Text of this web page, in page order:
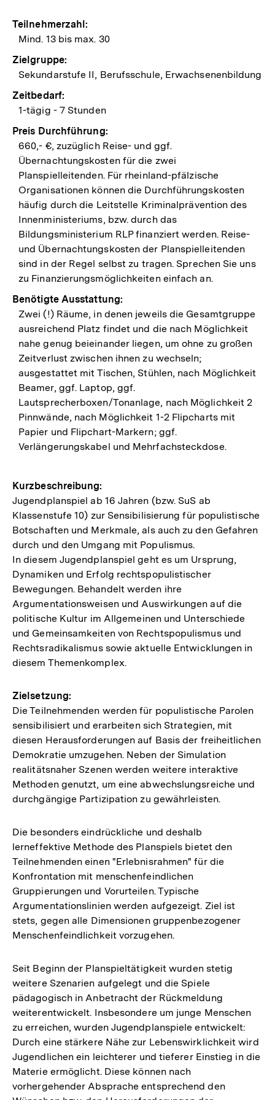
Teilnehmerzahl:
Mind. 13 bis max. 30
Zielgruppe:
Sekundarstufe II, Berufsschule, Erwachsenenbildung
Zeitbedarf:
1-tägig - 7 Stunden
Preis Durchführung:
660,- €, zuzüglich Reise- und ggf.
Übernachtungskosten für die zwei
Planspielleitenden. Für rheinland-pfälzische
Organisationen können die Durchführungskosten
häufig durch die Leitstelle Kriminalprävention des
Innenministeriums, bzw. durch das
Bildungsministerium RLP finanziert werden. Reise-
und Übernachtungskosten der Planspielleitenden
sind in der Regel selbst zu tragen. Sprechen Sie uns
zu Finanzierungsmöglichkeiten einfach an.
Benötigte Ausstattung:
Zwei (!) Räume, in denen jeweils die Gesamtgruppe
ausreichend Platz findet und die nach Möglichkeit
nahe genug beieinander liegen, um ohne zu großen
Zeitverlust zwischen ihnen zu wechseln;
ausgestattet mit Tischen, Stühlen, nach Möglichkeit
Beamer, ggf. Laptop, ggf.
Lautsprecherboxen/Tonanlage, nach Möglichkeit 2
Pinnwände, nach Möglichkeit 1-2 Flipcharts mit
Papier und Flipchart-Markern; ggf.
Verlängerungskabel und Mehrfachsteckdose.
Kurzbeschreibung:
Jugendplanspiel ab 16 Jahren (bzw. SuS ab
Klassenstufe 10) zur Sensibilisierung für populistische
Botschaften und Merkmale, als auch zu den Gefahren
durch und den Umgang mit Populismus.
In diesem Jugendplanspiel geht es um Ursprung,
Dynamiken und Erfolg rechtspopulistischer
Bewegungen. Behandelt werden ihre
Argumentationsweisen und Auswirkungen auf die
politische Kultur im Allgemeinen und Unterschiede
und Gemeinsamkeiten von Rechtspopulismus und
Rechtsradikalismus sowie aktuelle Entwicklungen in
diesem Themenkomplex.
Zielsetzung:
Die Teilnehmenden werden für populistische Parolen
sensibilisiert und erarbeiten sich Strategien, mit
diesen Herausforderungen auf Basis der freiheitlichen
Demokratie umzugehen. Neben der Simulation
realitätsnaher Szenen werden weitere interaktive
Methoden genutzt, um eine abwechslungsreiche und
durchgängige Partizipation zu gewährleisten.
Die besonders eindrückliche und deshalb
lerneffektive Methode des Planspiels bietet den
Teilnehmenden einen "Erlebnisrahmen" für die
Konfrontation mit menschenfeindlichen
Gruppierungen und Vorurteilen. Typische
Argumentationslinien werden aufgezeigt. Ziel ist
stets, gegen alle Dimensionen gruppenbezogener
Menschenfeindlichkeit vorzugehen.
Seit Beginn der Planspieltätigkeit wurden stetig
weitere Szenarien aufgelegt und die Spiele
pädagogisch in Anbetracht der Rückmeldung
weiterentwickelt. Insbesondere um junge Menschen
zu erreichen, wurden Jugendplanspiele entwickelt:
Durch eine stärkere Nähe zur Lebenswirklichkeit wird
Jugendlichen ein leichterer und tieferer Einstieg in die
Materie ermöglicht. Diese können nach
vorhergehender Absprache entsprechend den